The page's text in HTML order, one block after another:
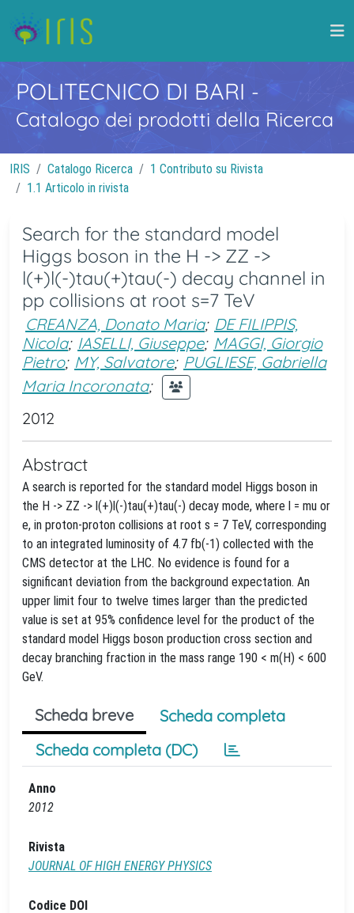
POLITECNICO DI BARI -
Catalogo dei prodotti della Ricerca
IRIS Catalogo Ricerca
1 Contributo su Rivista
1.1 Articolo in rivista
Search for the standard model
Higgs boson in the H -> ZZ ->
l(+)l(-)tau(+)tau(-) decay channel in
pp collisions at root s=7 TeV
CREANZA, Donato Maria; DE FILIPPIS,
Nicola; IASELLI, Giuseppe; MAGGI, Giorgio
Pietro; MY, Salvatore; PUGLIESE, Gabriella
Maria Incoronata;
2012
Abstract
A search is reported for the standard model Higgs boson in
the H -> ZZ -> l(+)l(-)tau(+)tau(-) decay mode, where l = mu or
e, in proton-proton collisions at root s = 7 TeV, corresponding
to an integrated luminosity of 4.7 fb(-1) collected with the
CMS detector at the LHC. No evidence is found for a
significant deviation from the background expectation. An
upper limit four to twelve times larger than the predicted
value is set at 95% confidence level for the product of the
standard model Higgs boson production cross section and
decay branching fraction in the mass range 190 < m(H) < 600
GeV.
Scheda breve
Scheda completa
Scheda completa (DC)
Anno
2012
Rivista
JOURNAL OF HIGH ENERGY PHYSICS
Codice DOI